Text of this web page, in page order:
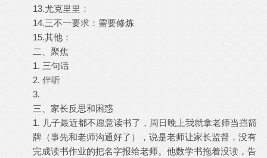
13.尤克里里：
14.三不一要求：需要修炼
15.其他：
二、聚焦
1. 三句话
2. 伴听
3.
三、家长反思和困惑
1. 儿子最近都不愿意读书了，周日晚上我就拿老师当挡箭
牌（事先和老师沟通好了），说是老师让家长监督，没有
完成读书作业的把名字报给老师。他数学书拖着没读，告